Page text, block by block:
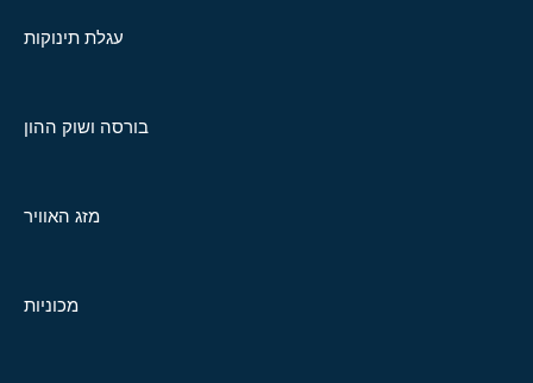
עגלת תינוקות
בורסה ושוק ההון
מזג האוויר
מכוניות